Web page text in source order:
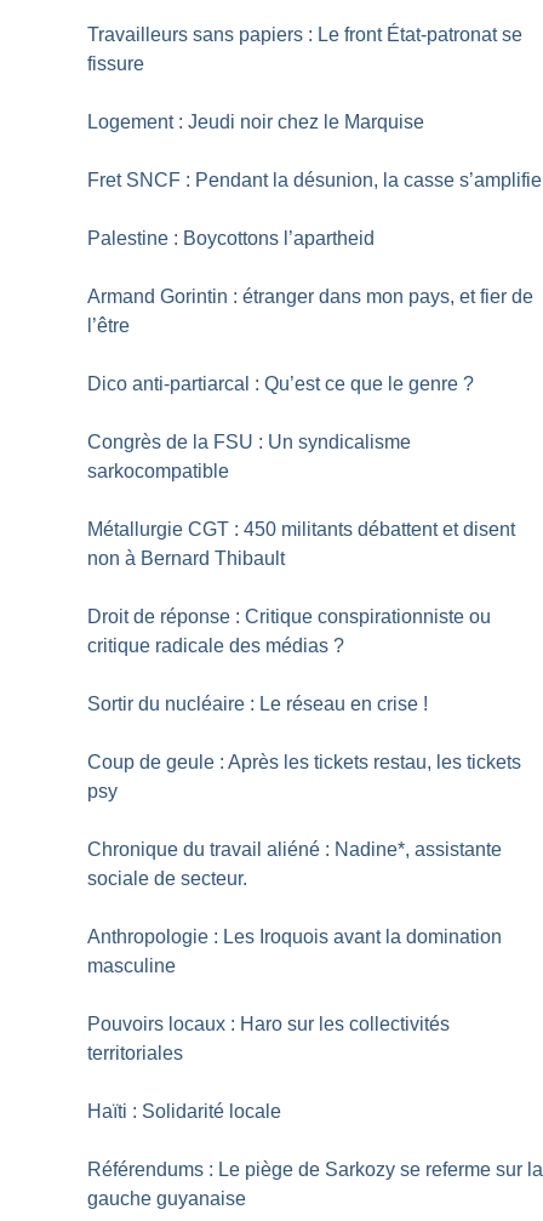
Travailleurs sans papiers : Le front État-patronat se
fissure
Logement : Jeudi noir chez le Marquise
Fret SNCF : Pendant la désunion, la casse s’amplifie
Palestine : Boycottons l’apartheid
Armand Gorintin : étranger dans mon pays, et fier de
l’être
Dico anti-partiarcal : Qu’est ce que le genre ?
Congrès de la FSU : Un syndicalisme
sarkocompatible
Métallurgie CGT : 450 militants débattent et disent
non à Bernard Thibault
Droit de réponse : Critique conspirationniste ou
critique radicale des médias ?
Sortir du nucléaire : Le réseau en crise !
Coup de geule : Après les tickets restau, les tickets
psy
Chronique du travail aliéné : Nadine*, assistante
sociale de secteur.
Anthropologie : Les Iroquois avant la domination
masculine
Pouvoirs locaux : Haro sur les collectivités
territoriales
Haïti : Solidarité locale
Référendums : Le piège de Sarkozy se referme sur la
gauche guyanaise